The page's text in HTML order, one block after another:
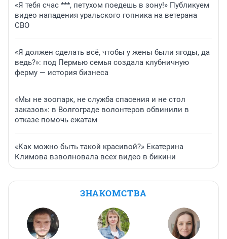
«Я тебя счас ***, петухом поедешь в зону!» Публикуем
видео нападения уральского гопника на ветерана
СВО
«Я должен сделать всё, чтобы у жены были ягоды, да
ведь?»: под Пермью семья создала клубничную
ферму — история бизнеса
«Мы не зоопарк, не служба спасения и не стол
заказов»: в Волгограде волонтеров обвинили в
отказе помочь ежатам
«Как можно быть такой красивой?» Екатерина
Климова взволновала всех видео в бикини
ЗНАКОМСТВА